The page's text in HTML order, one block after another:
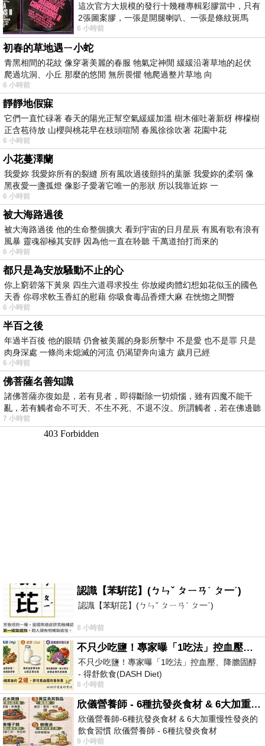
這次官方大規模的發行十幾種專輯彩膠當中，只有
2張圖案膠，一張是開腿喇叭、一張是條紋斑馬
版；目前官網上只剩澳洲商店AU STORE
6 小時前
初春的草地遇ㄧ小蛇
青黑相間的花紋 像穿著美麗的春服 牠氣定神閒 緩緩沿著草地的起伏
爬過坑洞、小丘 那麼的悠閒 無所畏懼 牠爬過整片草地 向
6 小時前
靜靜地假寐
它們一直忙碌著 春天的陽光正幫空氣緩緩加溫 樹木催吐著新枒 檸檬樹
正含苞待放 山櫻與桃花早在枝頭喧鬧 春風徐徐吹著 花園中花
6 小時前
小花蔓澤蘭
我愛妳 我愛妳所有的裂縫 所有風吹過後顫抖的葉脈 我愛妳的柔弱 像
黑夜愛一盞孤燈 像影子愛著它唯一的形狀 所以我靠近妳 一
6 小時前
被大海路過後
被大海路過後 他的生命整個擴大 看到宇宙的日月星辰 有風有歌有浪有
風暴 靈魂卻極其安靜 因為他一直在聆聽 千萬道拍打而來的
6 小時前
都只是為安放騷動不止的心
你上窮碧落下黃泉 四生六道尋求投生 你放縱肉體幻想如花似玉的國色
天香 你尋求軟玉香紅的慰藉 你吸食毒品香煙大麻 在恍惚之間瞥
6 小時前
半百之後
年過半百後 他的眼睛 仍會被美麗的身影所擊中 不是愛 也不是罪 只是
肉身深處 一條尚未熄滅的河流 仍渴望奔向遠方 歲月已經
6 小時前
佛菩薩名善知識
諸佛菩薩亦復如是，若有見者，即得斷除一切煩惱，雖有四魔不能干
亂，若有觸者命不可夭、不生不死、不退不沒。所謂觸者，若在佛邊聽
受
7 小時前
認識【苯騈芘】(ㄅㄣˇ ㄆㄧㄢˊ ㄆ一ˊ)
認識【苯騈芘】(ㄅㄣˇ ㄆㄧㄢˊ ㄆ一ˊ)
8 小時前
不只少吃鹽！專家曝「1吃法」控血壓、降膽固醇 - 得舒飲食(DASH Diet)
不只少吃鹽！專家曝「1吃法」控血壓、降膽固醇
- 得舒飲食(DASH Diet)
https://www.facebook.com/dietitiansophia/posts/
8 小時前
欣儀營養師 - 6種抗發炎食材 & 6大加重慢性發炎的飲食習慣
欣儀營養師-6種抗發炎食材 & 6大加重慢性發炎的
飲食習慣 欣儀營養師 - 6種抗發炎食材
https://www.facebook.com/photo/?fbid=147
9 小時前